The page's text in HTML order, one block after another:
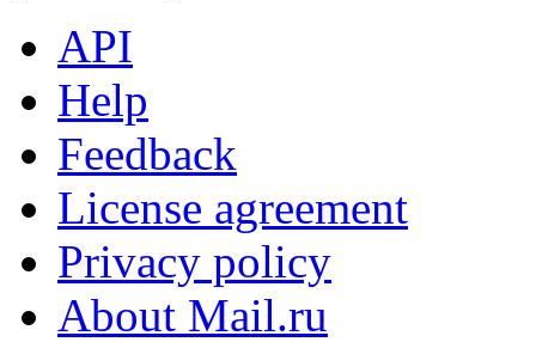
API
Help
Feedback
License agreement
Privacy policy
About Mail.ru